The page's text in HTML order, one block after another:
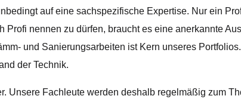
auf eine sachspezifische Expertise. Nur ein
Profi nennen zu dürfen, braucht es eine anerkannte
und Sanierungsarbeiten ist Kern unseres
der Technik.
Unsere Fachleute werden deshalb regelmäßig zum